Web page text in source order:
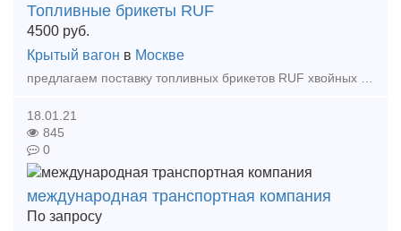
Топливные брикеты RUF
4500 руб.
Крытый вагон в Москве
18.01.21
845
0
международная транспортная компания
По запросу